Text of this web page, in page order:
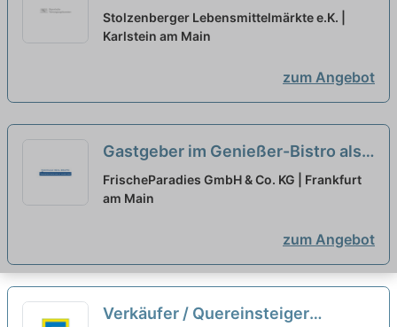
Bedientheke / Metzgerei (m/w/d)
neu
Stolzenberger Lebensmittelmärkte e.K. |
Karlstein am Main
zum Angebot
Gastgeber im Genießer-Bistro als
Servicefachkraft - Quereinsteiger
aufgepasst! (m/w/d)
FrischeParadies GmbH & Co. KG | Frankfurt
am Main
zum Angebot
Verkäufer / Quereinsteiger